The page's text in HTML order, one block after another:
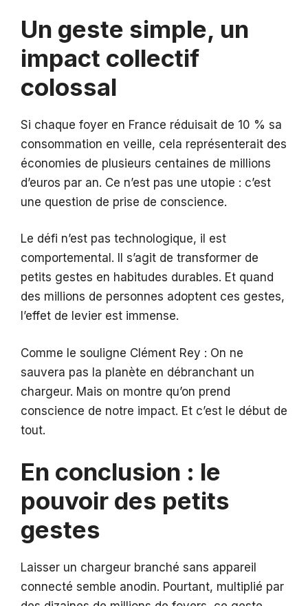
Un geste simple, un
impact collectif
colossal
Si chaque foyer en France réduisait de 10 % sa
consommation en veille, cela représenterait des
économies de plusieurs centaines de millions
d’euros par an. Ce n’est pas une utopie : c’est
une question de prise de conscience.
Le défi n’est pas technologique, il est
comportemental. Il s’agit de transformer de
petits gestes en habitudes durables. Et quand
des millions de personnes adoptent ces gestes,
l’effet de levier est immense.
Comme le souligne Clément Rey : On ne
sauvera pas la planète en débranchant un
chargeur. Mais on montre qu’on prend
conscience de notre impact. Et c’est le début de
tout.
En conclusion : le
pouvoir des petits
gestes
Laisser un chargeur branché sans appareil
connecté semble anodin. Pourtant, multiplié par